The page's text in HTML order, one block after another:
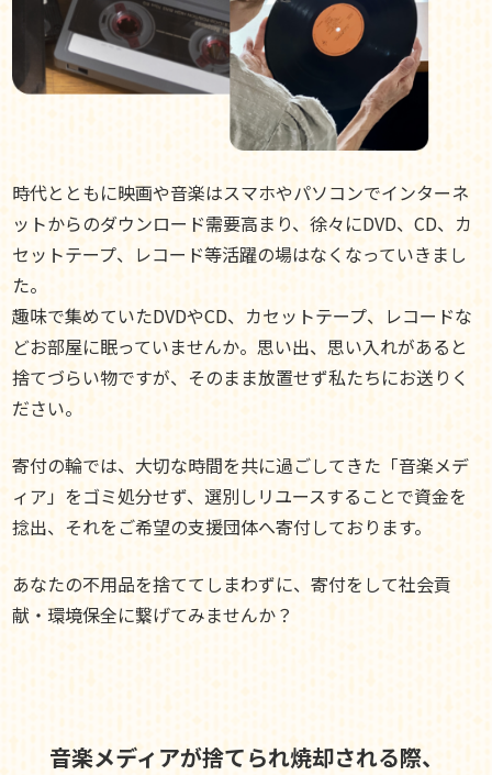
時代とともに映画や音楽はスマホやパソコンでインターネ
ットからのダウンロード需要高まり、徐々にDVD、CD、カ
セットテープ、レコード等活躍の場はなくなっていきまし
た。
趣味で集めていたDVDやCD、カセットテープ、レコードな
どお部屋に眠っていませんか。思い出、思い入れがあると
捨てづらい物ですが、そのまま放置せず私たちにお送りく
ださい。
寄付の輪では、大切な時間を共に過ごしてきた「音楽メデ
ィア」をゴミ処分せず、選別しリユースすることで資金を
捻出、それをご希望の支援団体へ寄付しております。
あなたの不用品を捨ててしまわずに、寄付をして社会貢
献・環境保全に繋げてみませんか？
音楽メディアが捨てられ焼却される際、